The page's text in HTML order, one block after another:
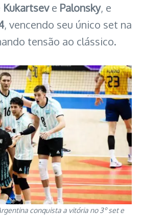
Kukartseve Palonsky, e
, vencendo seu único set na
tensão ao clássico.
conquista a vitória no 3º set e